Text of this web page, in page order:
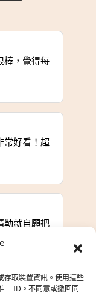
存取裝置資訊。使用這些
一 ID。不同意或撤回同
棒，覺得每
常好看！超
勒就自願把